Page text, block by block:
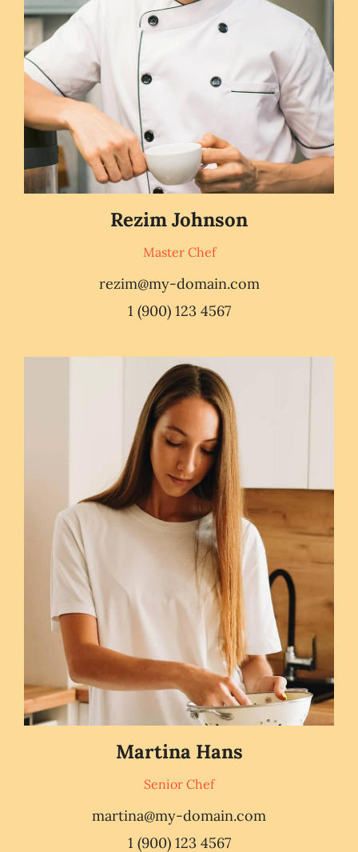
Rezim Johnson
Master Chef
rezim@my-domain.com
1 (900) 123 4567
Martina Hans
Senior Chef
martina@my-domain.com
1 (900) 123 4567